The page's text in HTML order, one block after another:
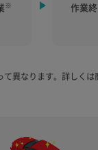
※ 作業
異なります。詳しくは